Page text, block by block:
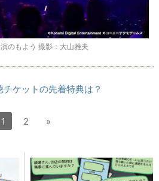
のもよう 撮影：大山雅夫
チケットの先着特典は？
1 2 »